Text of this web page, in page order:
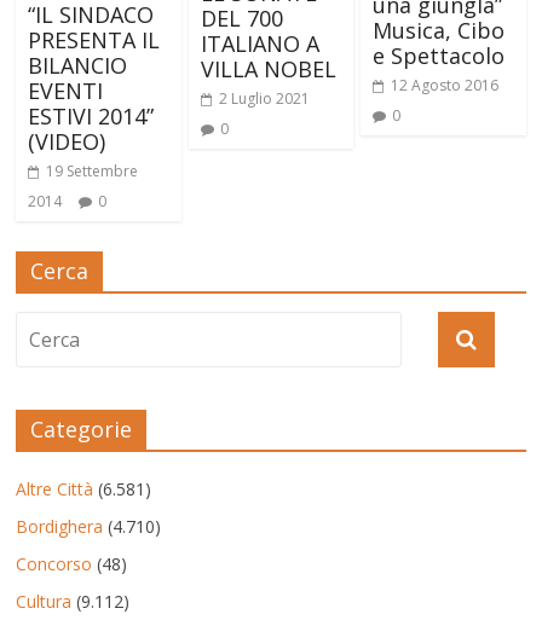
“IL SINDACO
PRESENTA IL
BILANCIO
EVENTI
ESTIVI 2014”
(VIDEO)
19 Settembre
2014
0
DEL 700
ITALIANO A
VILLA NOBEL
2 Luglio 2021
0
Musica, Cibo
e Spettacolo
12 Agosto 2016
0
Cerca
Categorie
Altre Città (6.581)
Bordighera (4.710)
Concorso (48)
Cultura (9.112)